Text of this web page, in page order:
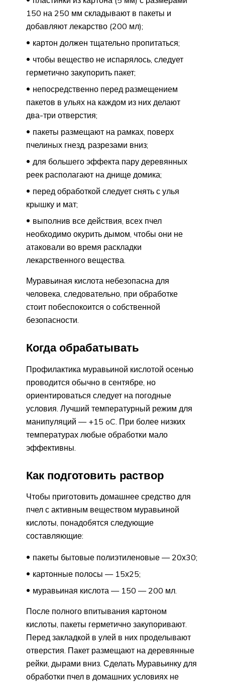
150 на 250 мм складывают в пакеты и
добавляют лекарство (200 мл);
картон должен тщательно пропитаться;
чтобы вещество не испарялось, следует
герметично закупорить пакет;
непосредственно перед размещением
пакетов в ульях на каждом из них делают
два-три отверстия;
пакеты размещают на рамках, поверх
пчелиных гнезд, разрезами вниз;
для большего эффекта пару деревянных
реек располагают на днище домика;
перед обработкой следует снять с улья
крышку и мат;
выполнив все действия, всех пчел
необходимо окурить дымом, чтобы они не
атаковали во время раскладки
лекарственного вещества.
Муравьиная кислота небезопасна для
человека, следовательно, при обработке
стоит побеспокоится о собственной
безопасности.
Когда обрабатывать
Профилактика муравьиной кислотой осенью
проводится обычно в сентябре, но
ориентироваться следует на погодные
условия. Лучший температурный режим для
манипуляций — +15 oC. При более низких
температурах любые обработки мало
эффективны.
Как подготовить раствор
Чтобы приготовить домашнее средство для
пчел с активным веществом муравьиной
кислоты, понадобятся следующие
составляющие:
пакеты бытовые полиэтиленовые — 20х30;
картонные полосы — 15х25;
муравьиная кислота — 150 — 200 мл.
После полного впитывания картоном
кислоты, пакеты герметично закупоривают.
Перед закладкой в улей в них проделывают
отверстия. Пакет размещают на деревянные
рейки, дырами вниз. Сделать Муравьинку для
обработки пчел в домашних условиях не